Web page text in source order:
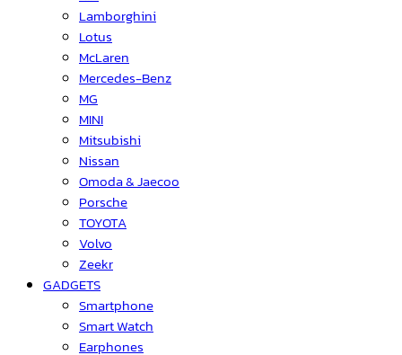
Lamborghini
Lotus
McLaren
Mercedes-Benz
MG
MINI
Mitsubishi
Nissan
Omoda & Jaecoo
Porsche
TOYOTA
Volvo
Zeekr
GADGETS
Smartphone
Smart Watch
Earphones